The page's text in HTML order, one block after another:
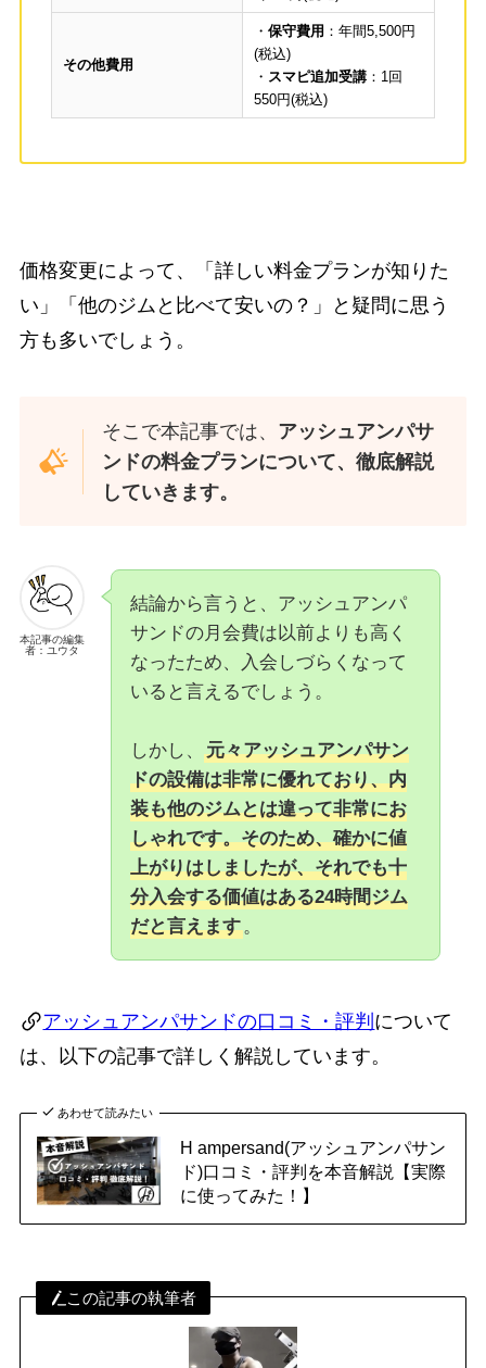
その他費用
・ 保守費用 ：年間5,500円
(税込)
・ スマピ追加受講：1回
550円(税込)
価格変更によって、「詳しい料金プランが知りた
い」「他のジムと比べて安いの？」と疑問に思う
方も多いでしょう。
そこで本記事では、 アッシュアンパサ
ンドの料金プランについて、徹底解説
していきます。
本記事の編集
者：ユウタ
結論から言うと、アッシュアンパ
サンドの月会費は以前よりも高く
なったため、入会しづらくなって
いると言えるでしょう。
しかし、
元々アッシュアンパサン
ドの設備は非常に優れており、内
装も他のジムとは違って非常にお
しゃれです。そのため、確かに値
上がりはしましたが、それでも十
分入会する価値はある24時間ジム
だと言えます。
アッシュアンパサンドの口コミ・評判 について
は、以下の記事で詳しく解説しています。
あわせて読みたい
H ampersand(アッシュアンパサン
ド)口コミ・評判を本音解説【実際
に使ってみた！】
この記事の執筆者